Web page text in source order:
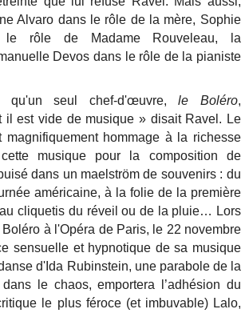
Alvaro dans le rôle de la mère, Sophie
le rôle de Madame Rouveleau, la
Devos dans le rôle de la pianiste
seul chef-d'œuvre,le Boléro,
il est vide de musique » disait Ravel. Le
magnifiquement hommage à la richesse
musique pour la composition de
dans un maelström de souvenirs : du
américaine, à la folie de la première
cliquetis du réveil ou de la pluie… Lors
à l'Opéra de Paris, le 22 novembre
sensuelle et hypnotique de sa musique
d'Ida Rubinstein, une parabole de la
le chaos, emportera l’adhésion du
le plus féroce (et imbuvable) Lalo,